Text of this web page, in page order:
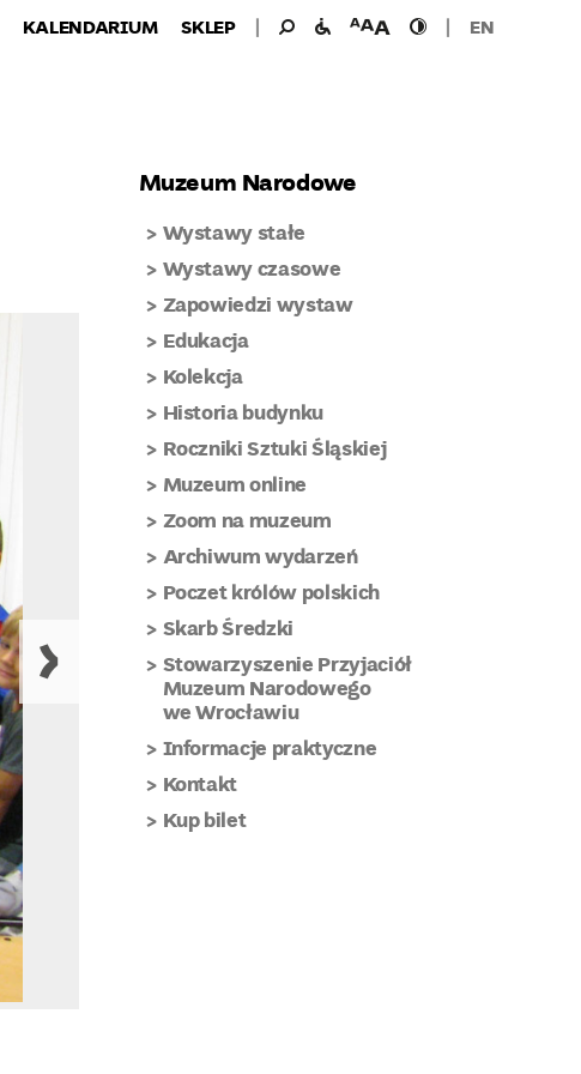
KALENDARIUM SKLEP Wyszukaj
Wyszukiwanie
dla:
udogodnieniawielkość
czcionki
wysoki
kontrast
EN
Muzeum Narodowe
Wystawy stałe
Wystawy czasowe
Zapowiedzi wystaw
Edukacja
Kolekcja
Historia budynku
Roczniki Sztuki Śląskiej
Muzeum online
Zoom na muzeum
Archiwum wydarzeń
Poczet królów polskich
Skarb Średzki
Stowarzyszenie Przyjaciół
Muzeum Narodowego
we Wrocławiu
Informacje praktyczne
Kontakt
Kup bilet